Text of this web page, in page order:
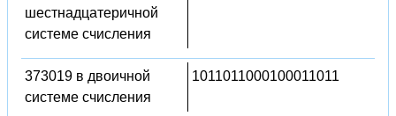
шестнадцатеричной
системе счисления
373019 в двоичной
системе счисления
1011011000100011011